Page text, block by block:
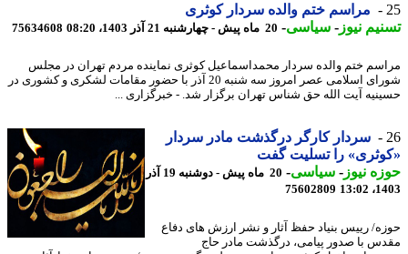
مراسم ختم والده سردار کوثری
نیوز-سیاسی-20 ماه پیش - چهارشنبه 21 آذر 1403، 08:20 75634608
ختم والده سردار محمداسماعیل کوثری نماینده مردم تهران در مجلس
شورای اسلامی عصر امروز سه شنبه 20 آذر با حضور مقامات لشکری و کشوری در
آیت الله حق شناس تهران برگزار شد. - خبرگزاری ...
سردار کارگر درگذشت مادر سردار
را تسلیت گفت
نیوز-سیاسی-
20 ماه پیش - دوشنبه 19 آذر
75602809
رییس بنیاد حفظ آثار و نشر ارزش های دفاع
با صدور پیامی، درگذشت مادر حاج